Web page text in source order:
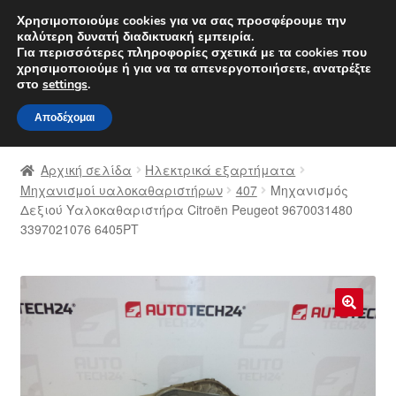
ΑΠΟΣΤΟΛΗ από 7 EUR
Δευτέρα-Παρ. 9 π.μ. - 4 μ.μ.
Απευθείας
μετάβαση
στην
πλοήγηση
Μετάβαση
σε
περιεχόμενο
Αρχική
Διαδικασία Παραπόνων
Επικοινωνία
Καροτσάκι
Αρχική σελίδα
Ηλεκτρικά εξαρτήματα
Μηχανισμοί υαλοκαθαριστήρων
407
Μηχανισμός
Δεξιού Υαλοκαθαριστήρα Citroën Peugeot 9670031480
3397021076 6405PT
Χρησιμοποιούμε cookies για να σας προσφέρουμε την
καλύτερη δυνατή διαδικτυακή εμπειρία.
Για περισσότερες πληροφορίες σχετικά με τα cookies που
χρησιμοποιούμε ή για να τα απενεργοποιήσετε, ανατρέξτε
στο settings.
Αποδέχομαι